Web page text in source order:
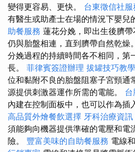
變得更容易、更快。 台東徵信社服
有醫生或助產士在場的情況下嬰兒
助餐服務 蓮花分娩，即出生後臍
仍與胎盤相連，直到臍帶自然乾燥
分娩過程的持續時間各不相同，第
長。 菲律賓簽證辦理 拔罐技巧教學
位和黏附不良的胎盤阻塞子宮頸通
源提供刺激器運作所需的電能。 台
內建在控制面板中，也可以作為插
高品質外燴餐飲選擇 牙科治療資訊
須能夠向機器提供準確的電壓和電
險。 豐富美味的自助餐服務 電線